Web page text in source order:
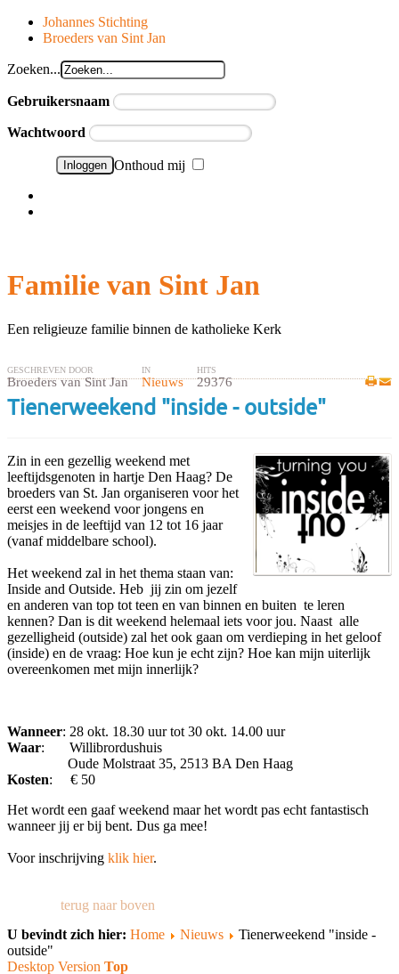
Johannes Stichting
Broeders van Sint Jan
Zoeken...
Gebruikersnaam
Wachtwoord
Onthoud mij
Familie van Sint Jan
Een religieuze familie binnen de katholieke Kerk
GESCHREVEN DOOR
Broeders van Sint Jan
IN
Nieuws
HITS
29376
Tienerweekend "inside - outside"
Zin in een gezellig weekend met
leeftijdsgenoten in hartje Den Haag? De
broeders van St. Jan organiseren voor het
eerst een weekend voor jongens en
meisjes in de leeftijd van 12 tot 16 jaar
(vanaf middelbare school).
Het weekend zal in het thema staan van:
Inside and Outside. Heb jij zin om jezelf
en anderen van top tot teen en van binnen en buiten te leren
kennen? Dan is dit weekend helemaal iets voor jou. Naast alle
gezelligheid (outside) zal het ook gaan om verdieping in het geloof
(inside) en de vraag: Hoe kun je echt zijn? Hoe kan mijn uiterlijk
overeenkomen met mijn innerlijk?
Wanneer: 28 okt. 18.30 uur tot 30 okt. 14.00 uur
Waar: Willibrordushuis
Oude Molstraat 35, 2513 BA Den Haag
Kosten: € 50
Het wordt een gaaf weekend maar het wordt pas echt fantastisch
wanneer jij er bij bent. Dus ga mee!
Voor inschrijving klik hier.
terug naar boven
U bevindt zich hier: Home Nieuws
Tienerweekend "inside -
outside"
Desktop Version Top